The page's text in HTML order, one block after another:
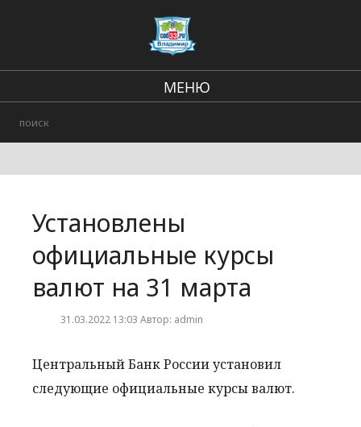
МЕНЮ
Городские события
Установлены
официальные курсы
валют на 31 марта
31.03.2022 13:03 Автор: admin
Центральный Банк России установил
следующие официальные курсы валют.